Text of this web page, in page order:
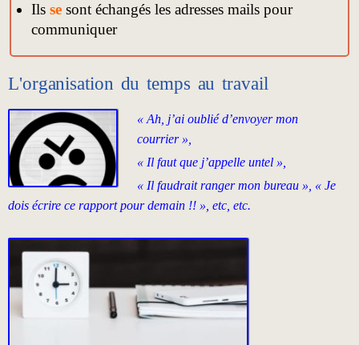
Ils se sont échangés les adresses mails pour
communiquer
L'organisation du temps au travail
« Ah, j’ai oublié d’envoyer mon
courrier »,
« Il faut que j’appelle untel »,
« Il faudrait ranger mon bureau », « Je
dois écrire ce rapport pour demain !! », etc, etc.